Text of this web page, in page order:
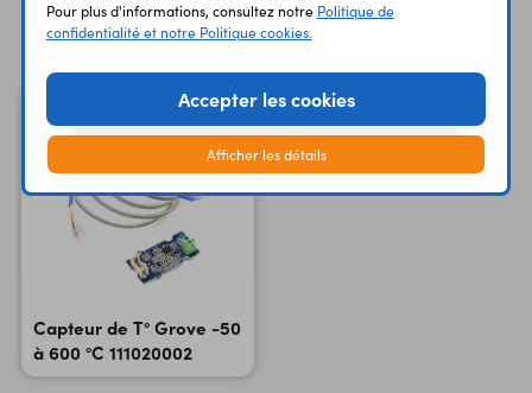
Vous avez déja consulté
Capteur de T° Grove -50
à 600 °C 111020002
Pour plus d'informations, consultez notre Politique de
confidentialité et notre Politique cookies.
Accepter les cookies
Afficher les détails